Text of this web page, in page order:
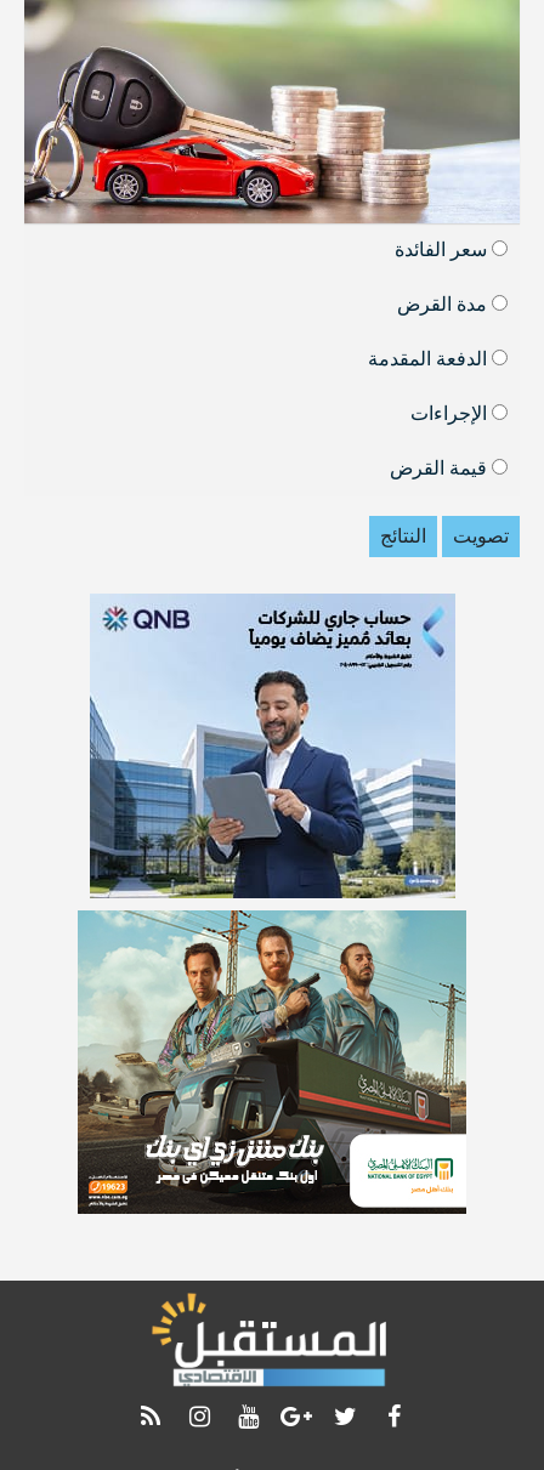
سعر الفائدة
مدة القرض
الدفعة المقدمة
الإجراءات
قيمة القرض
تصويت النتائج